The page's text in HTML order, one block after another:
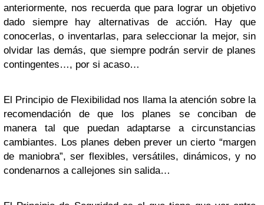
anteriormente, nos recuerda que para lograr un objetivo
dado siempre hay alternativas de acción. Hay que
conocerlas, o inventarlas, para seleccionar la mejor, sin
olvidar las demás, que siempre podrán servir de planes
contingentes…, por si acaso…
El Principio de Flexibilidad nos llama la atención sobre la
recomendación de que los planes se conciban de
manera tal que puedan adaptarse a circunstancias
cambiantes. Los planes deben prever un cierto “margen
de maniobra”, ser flexibles, versátiles, dinámicos, y no
condenarnos a callejones sin salida…